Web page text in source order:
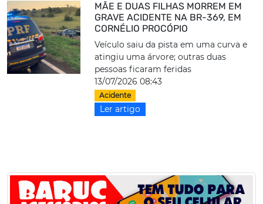
MÃE E DUAS FILHAS MORREM EM
GRAVE ACIDENTE NA BR-369, EM
CORNÉLIO PROCÓPIO
Veículo saiu da pista em uma curva e
atingiu uma árvore; outras duas
pessoas ficaram feridas
13/07/2026 08:43
Acidente
Ler artigo